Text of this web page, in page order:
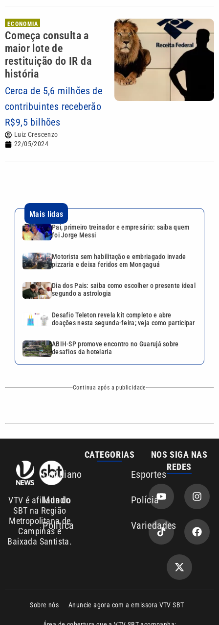
ECONOMIA
Começa consulta a
maior lote de
restituição do IR da
história
Cerca de 5,6 milhões de
contribuintes receberão
R$9,5 bilhões
Luiz Crescenzo
22/05/2024
Mais lidas
Pai, primeiro treinador e empresário: saiba quem
foi Jorge Messi
Motorista sem habilitação e embriagado invade
pizzaria e deixa feridos em Mongaguá
Dia dos Pais: saiba como escolher o presente ideal
segundo a astrologia
Desafio Teleton revela kit completo e abre
doações nesta segunda-feira; veja como participar
ABIH-SP promove encontro no Guarujá sobre
desafios da hotelaria
Continua após a publicidade
VTV é afiliada do
SBT na Região
Metropolitana de
Campinas e
Baixada Santista.
Esportes
Mundo Polícia
Política Variedades
Anuncie agora com a emissora VTV SBT